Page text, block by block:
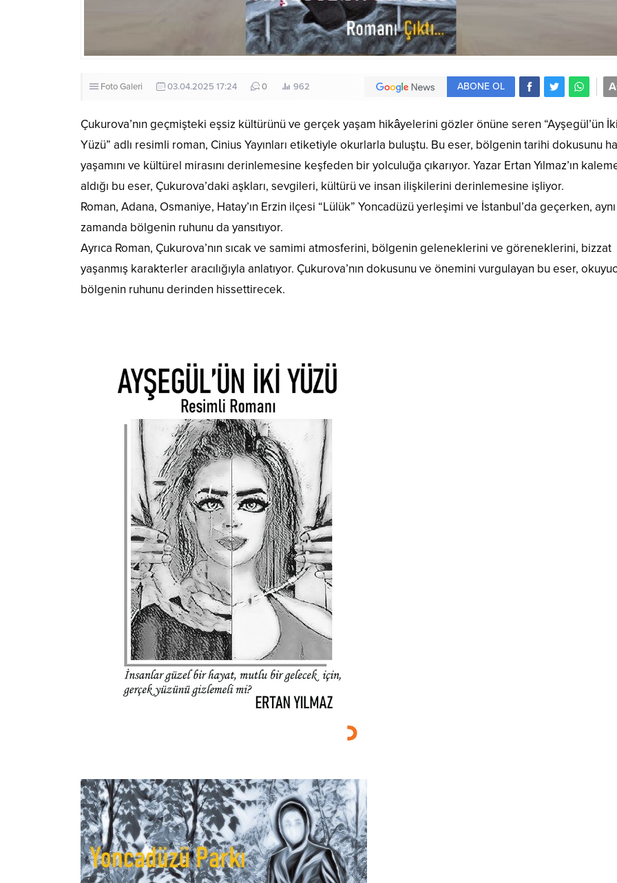
Foto Galeri 03.04.2025 17:24 0 962 A
ABONE OL
Çukurova’nın geçmişteki eşsiz kültürünü ve gerçek yaşam hikâyelerini gözler önüne seren “Ayşegül’ün İki
Yüzü” adlı resimli roman, Cinius Yayınları etiketiyle okurlarla buluştu. Bu eser, bölgenin tarihi dokusunu
yaşamını ve kültürel mirasını derinlemesine keşfeden bir yolculuğa çıkarıyor. Yazar Ertan Yılmaz’ın
aldığı bu eser, Çukurova’daki aşkları, sevgileri, kültürü ve insan ilişkilerini derinlemesine işliyor.
Roman, Adana, Osmaniye, Hatay’ın Erzin ilçesi “Lülük” Yoncadüzü yerleşimi ve İstanbul’da geçerken, aynı
zamanda bölgenin ruhunu da yansıtıyor.
Ayrıca Roman, Çukurova’nın sıcak ve samimi atmosferini, bölgenin geleneklerini ve göreneklerini, bizzat
yaşanmış karakterler aracılığıyla anlatıyor. Çukurova’nın dokusunu ve önemini vurgulayan bu eser,
bölgenin ruhunu derinden hissettirecek.